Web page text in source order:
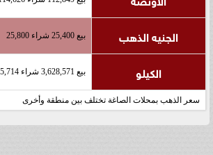
الجنيه الذهب بيع 25,400 شراء 25,800
الكيلو بيع 3,628,571 شراء 3,685,714
سعر الذهب بمحلات الصاغة تختلف بين منطقة وأخرى